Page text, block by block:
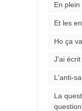
En
Et les
Ho ça
J'ai
L'anti-
La